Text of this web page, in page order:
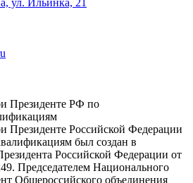
ул. Ильинка, 21
Президенте РФ по
Президенте Российской Федерации
был создан в
Российской Федерации от
Председателем Национального
Общероссийского объединения